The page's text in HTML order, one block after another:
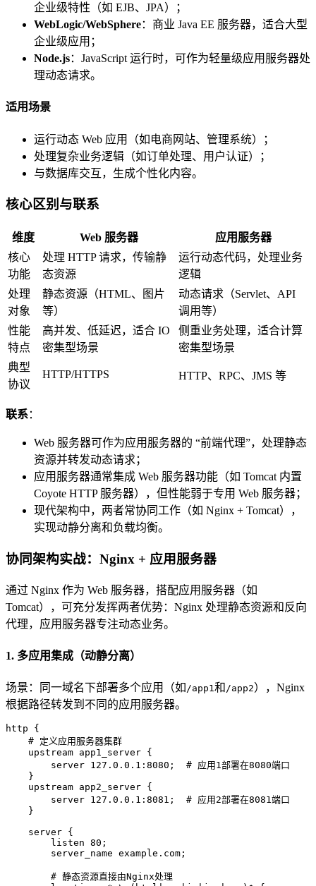
企业级特性（如 EJB、JPA）；
WebLogic/WebSphere：商业 Java EE 服务器，适合大型
企业级应用；
Node.js：JavaScript 运行时，可作为轻量级应用服务器处
理动态请求。
适用场景
运行动态 Web 应用（如电商网站、管理系统）；
处理复杂业务逻辑（如订单处理、用户认证）；
与数据库交互，生成个性化内容。
核心区别与联系
维度 Web 服务器
应用服务器
核心
功能
处理 HTTP 请求，传输静
态资源
运行动态代码，处理业务
逻辑
处理
对象
静态资源（HTML、图片
等）
动态请求（Servlet、API
调用等）
性能
特点
高并发、低延迟，适合 IO
密集型场景
侧重业务处理，适合计算
密集型场景
典型
协议
HTTP/HTTPS HTTP、RPC、JMS 等
联系：
Web 服务器可作为应用服务器的 “前端代理”，处理静态
资源并转发动态请求；
应用服务器通常集成 Web 服务器功能（如 Tomcat 内置
Coyote HTTP 服务器），但性能弱于专用 Web 服务器；
现代架构中，两者常协同工作（如 Nginx + Tomcat），
实现动静分离和负载均衡。
协同架构实战：Nginx + 应用服务器
通过 Nginx 作为 Web 服务器，搭配应用服务器（如
Tomcat），可充分发挥两者优势：Nginx 处理静态资源和反向
代理，应用服务器专注动态业务。
1. 多应用集成（动静分离）
场景：同一域名下部署多个应用（如 /app1和 /app2），Nginx
根据路径转发到不同的应用服务器。
http {
    # 定义应用服务器集群
    upstream app1_server {
        server 127.0.0.1:8080;  # 应用1部署在8080端口
    }
    upstream app2_server {
        server 127.0.0.1:8081;  # 应用2部署在8081端口
    }
    server {
        listen 80;
        server_name example.com;
        # 静态资源直接由Nginx处理